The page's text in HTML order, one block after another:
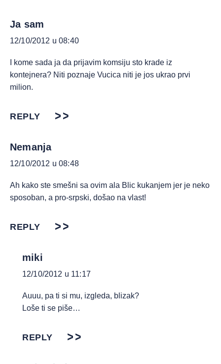
Ja sam
12/10/2012 u 08:40
I kome sada ja da prijavim komsiju sto krade iz
kontejnera? Niti poznaje Vucica niti je jos ukrao prvi
milion.
REPLY
Nemanja
12/10/2012 u 08:48
Ah kako ste smešni sa ovim ala Blic kukanjem jer je neko
sposoban, a pro-srpski, došao na vlast!
REPLY
miki
12/10/2012 u 11:17
Auuu, pa ti si mu, izgleda, blizak?
Loše ti se piše…
REPLY